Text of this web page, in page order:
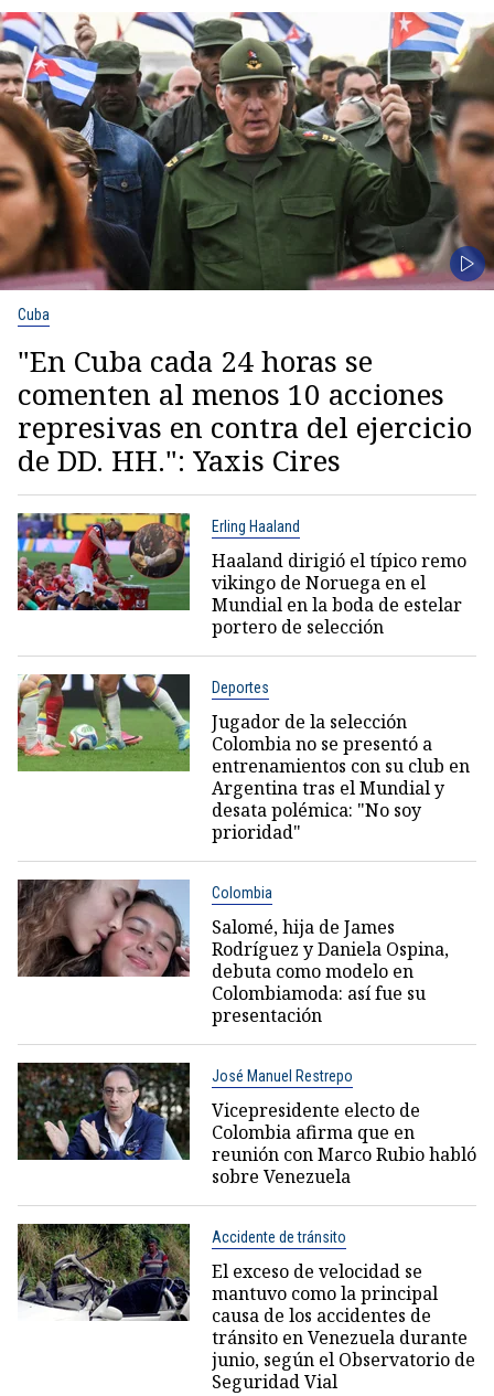
Cuba
"En Cuba cada 24 horas se
comenten al menos 10 acciones
represivas en contra del ejercicio
de DD. HH.": Yaxis Cires
Erling Haaland
Haaland dirigió el típico remo
vikingo de Noruega en el
Mundial en la boda de estelar
portero de selección
Deportes
Jugador de la selección
Colombia no se presentó a
entrenamientos con su club en
Argentina tras el Mundial y
desata polémica: "No soy
prioridad"
Colombia
Salomé, hija de James
Rodríguez y Daniela Ospina,
debuta como modelo en
Colombiamoda: así fue su
presentación
José Manuel Restrepo
Vicepresidente electo de
Colombia afirma que en
reunión con Marco Rubio habló
sobre Venezuela
Accidente de tránsito
El exceso de velocidad se
mantuvo como la principal
causa de los accidentes de
tránsito en Venezuela durante
junio, según el Observatorio de
Seguridad Vial